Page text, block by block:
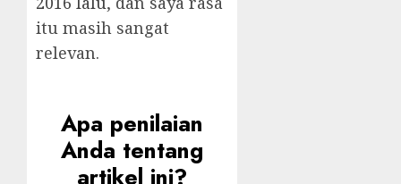
itu masih sangat
relevan.
Apa penilaian
Anda tentang
artikel ini?